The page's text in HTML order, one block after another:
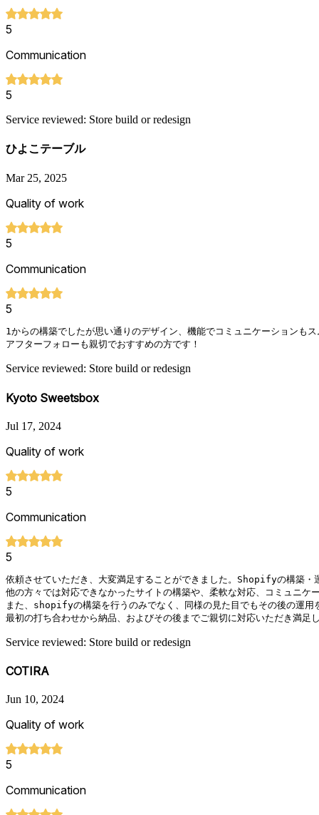
5
Communication
5
Service reviewed: Store build or redesign
ひよこテーブル
Mar 25, 2025
Quality of work
5
Communication
5
1からの構築でしたが思い通りのデザイン、機能でコミュニケーションも
アフターフォローも親切でおすすめの方です！
Service reviewed: Store build or redesign
Kyoto Sweetsbox
Jul 17, 2024
Quality of work
5
Communication
5
依頼させていただき、大変満足することができました。Shopifyの構築
他の方々では対応できなかったサイトの構築や、柔軟な対応、コミュニ
また、shopifyの構築を行うのみでなく、同様の見た目でもその後の運用
最初の打ち合わせから納品、およびその後までご親切に対応いただき満足
Service reviewed: Store build or redesign
COTIRA
Jun 10, 2024
Quality of work
5
Communication